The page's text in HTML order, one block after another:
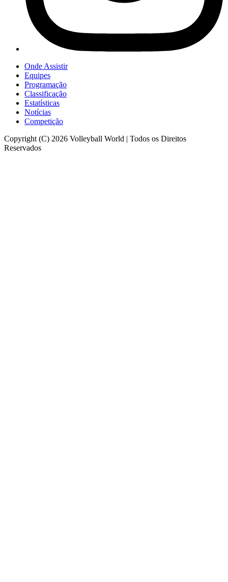
Onde Assistir
Equipes
Programação
Classificação
Estatísticas
Notícias
Competição
Copyright (C) 2026 Volleyball World | Todos os Direitos
Reservados